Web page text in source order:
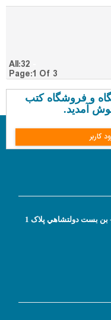
All:32
Page:1 Of 3
و فروشگاه کتب
آمدید.
کاربر
تهران ، خيابان کارگر جنوبي خيابان روانمهر - بن بست دولتشاهي پلاک 1